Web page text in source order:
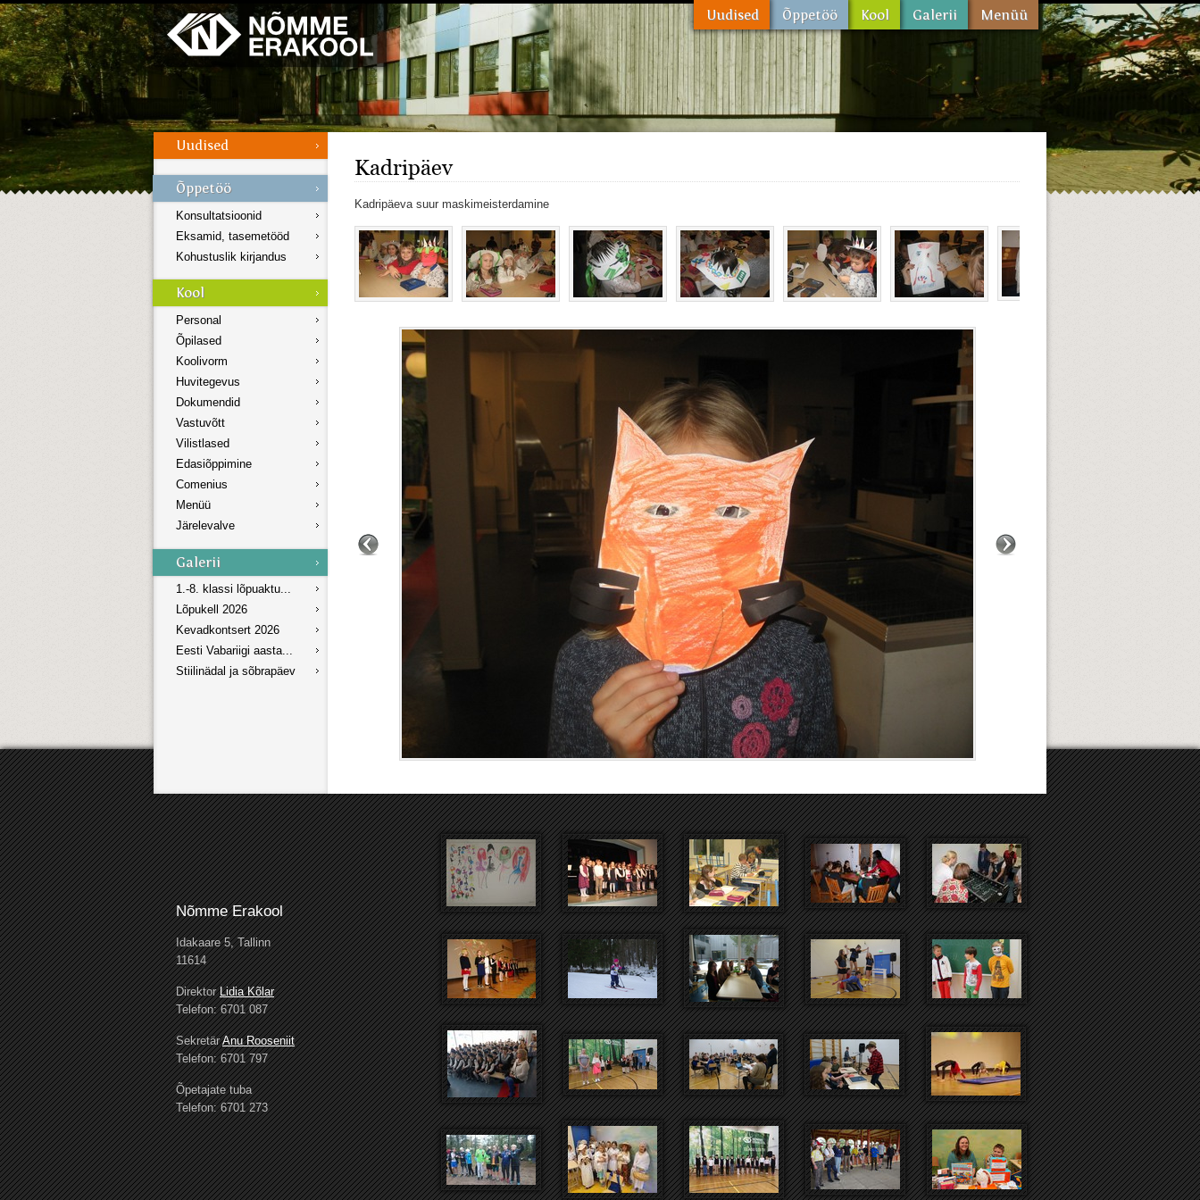
Menüü
Galerii
Konsultatsioonid
Eksamid, tasemetööd
Kohustuslik kirjandus
Personal
Õpilased
Koolivorm
Huvitegevus
Dokumendid
Vastuvõtt
Vilistlased
Edasiõppimine
Comenius
Menüü
Järelevalve
1.-8. klassi lõpuaktu...
Lõpukell 2026
Kevadkontsert 2026
Eesti Vabariigi aasta...
Stiilinädal ja sõbrapäev
Kadripäev
Kadripäeva suur maskimeisterdamine
Nõmme Erakool
Idakaare 5, Tallinn
11614
DirektorLidia Kõlar
Telefon: 6701 087
SekretärAnu Rooseniit
Telefon: 6701 797
Õpetajate tuba
Telefon: 6701 273